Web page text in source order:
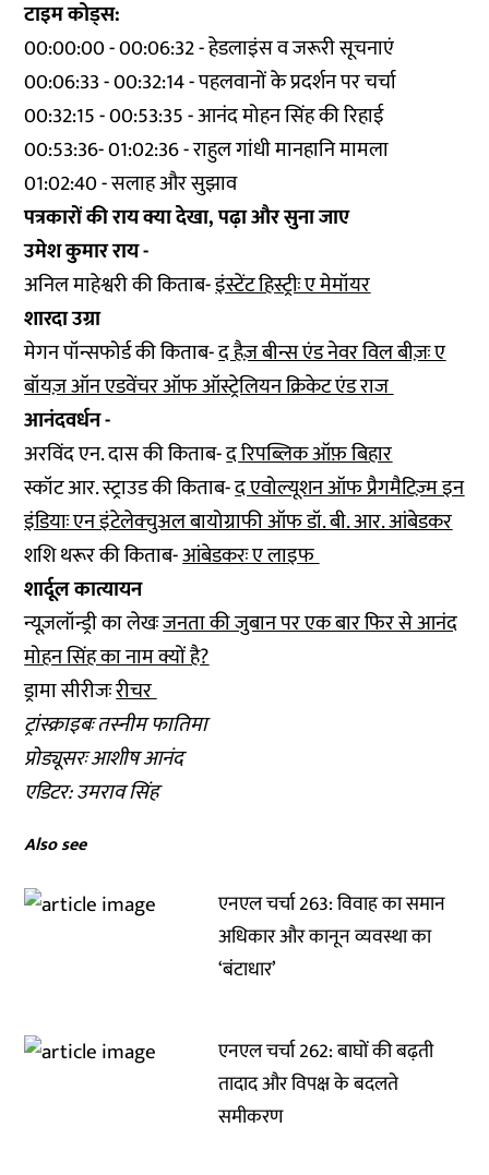
टाइम कोड्स:
00:00:00 - 00:06:32 - हेडलाइंस व जरूरी सूचनाएं
00:06:33 - 00:32:14 - पहलवानों के प्रदर्शन पर चर्चा
00:32:15 - 00:53:35 - आनंद मोहन सिंह की रिहाई
00:53:36- 01:02:36 - राहुल गांधी मानहानि मामला
01:02:40 - सलाह और सुझाव
पत्रकारों की राय क्या देखा, पढ़ा और सुना जाए
उमेश कुमार राय -
अनिल माहेश्वरी की किताब-इंस्टेंट हिस्ट्रीः ए मेमॉयर
शारदा उग्रा
मेगन पॉन्सफोर्ड की किताब-द हैज़ बीन्स एंड नेवर विल बीज़ः ए
बॉयज़ ऑन एडवेंचर ऑफ ऑस्ट्रेलियन क्रिकेट एंड राज
आनंदवर्धन -
अरविंद एन. दास की किताब-द रिपब्लिक ऑफ़ बिहार
स्कॉट आर. स्ट्राउड की किताब-द एवोल्यूशन ऑफ प्रैगमैटिज़्म इन
इंडियाः एन इंटेलेक्चुअल बायोग्राफी ऑफ डॉ. बी. आर. आंबेडकर
शशि थरूर की किताब-आंबेडकरः ए लाइफ
शार्दूल कात्यायन
न्यूज़लॉन्ड्री का लेखःजनता की जुबान पर एक बार फिर से आनंद
मोहन सिंह का नाम क्यों है?
ड्रामा सीरीजःरीचर
ट्रांस्क्राइबः तस्नीम फातिमा
प्रोड्यूसरः आशीष आनंद
एडिटर: उमराव सिंह
Also see
एनएल चर्चा 263: विवाह का समान
अधिकार और कानून व्यवस्था का
‘बंटाधार’
एनएल चर्चा 262: बाघों की बढ़ती
तादाद और विपक्ष के बदलते
समीकरण